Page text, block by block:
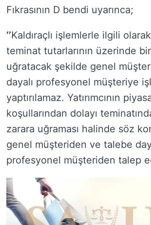
Fıkrasının D bendi uyarınca;
‘’Kaldıraçlı işlemlerle ilgili olarak
teminat tutarlarının üzerinde
uğratacak şekilde genel
dayalı profesyonel müşteriye
yaptırılamaz. Yatırımcının
koşullarından dolayı
zarara uğraması halinde söz
genel müşteriden ve talebe
profesyonel müşteriden talep